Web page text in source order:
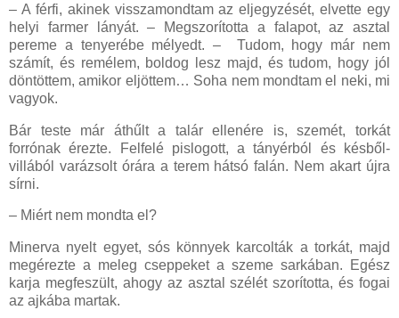
– A férfi, akinek visszamondtam az eljegyzését, elvette egy
helyi farmer lányát. – Megszorította a falapot, az asztal
pereme a tenyerébe mélyedt. – Tudom, hogy már nem
számít, és remélem, boldog lesz majd, és tudom, hogy jól
döntöttem, amikor eljöttem… Soha nem mondtam el neki, mi
vagyok.
Bár teste már áthűlt a talár ellenére is, szemét, torkát
forrónak érezte. Felfelé pislogott, a tányérból és késből-
villából varázsolt órára a terem hátsó falán. Nem akart újra
sírni.
– Miért nem mondta el?
Minerva nyelt egyet, sós könnyek karcolták a torkát, majd
megérezte a meleg cseppeket a szeme sarkában. Egész
karja megfeszült, ahogy az asztal szélét szorította, és fogai
az ajkába martak.